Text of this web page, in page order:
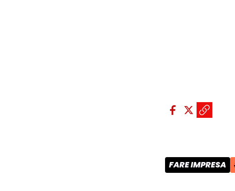
Condividi sui social:
Condividi
CATEGORIA
FARE IMPRESA